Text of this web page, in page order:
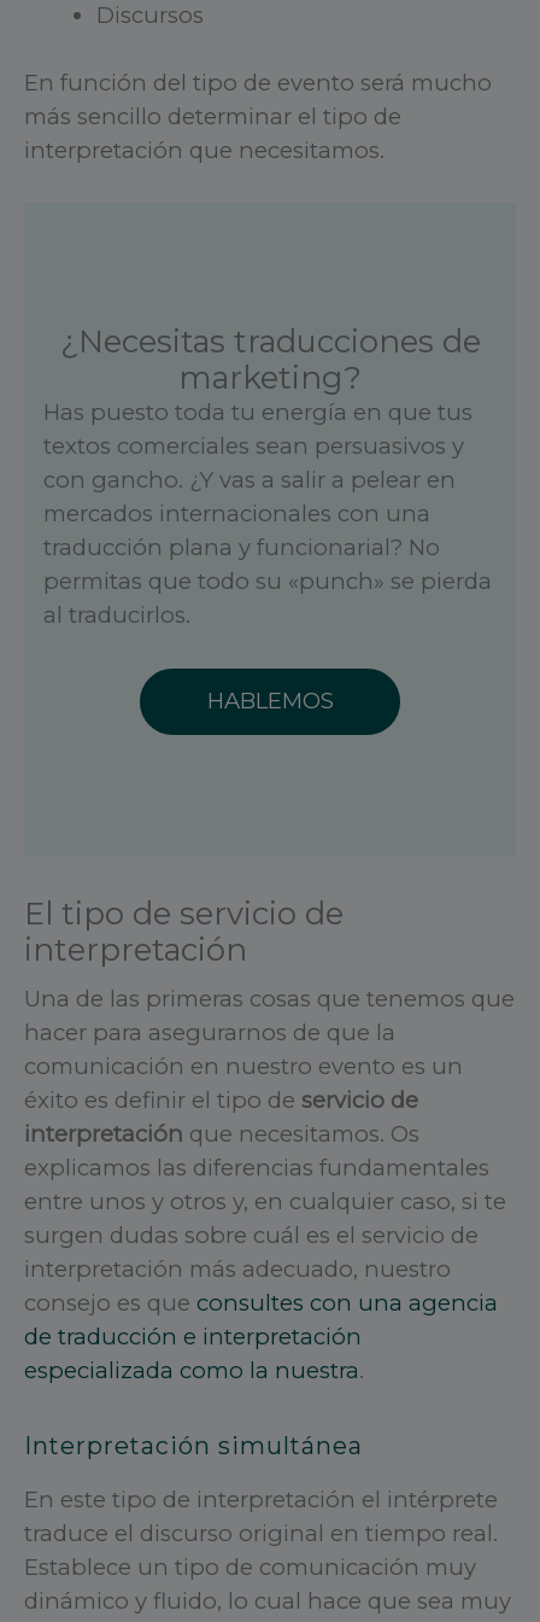
Discursos
En función del tipo de evento será mucho
más sencillo determinar el tipo de
interpretación que necesitamos.
¿Necesitas traducciones de
marketing?
Has puesto toda tu energía en que tus
textos comerciales sean persuasivos y
con gancho. ¿Y vas a salir a pelear en
mercados internacionales con una
traducción plana y funcionarial? No
permitas que todo su «punch» se pierda
al traducirlos.
HABLEMOS
El tipo de servicio de
interpretación
Una de las primeras cosas que tenemos que
hacer para asegurarnos de que la
comunicación en nuestro evento es un
éxito es definir el tipo de servicio de
interpretación que necesitamos. Os
explicamos las diferencias fundamentales
entre unos y otros y, en cualquier caso, si te
surgen dudas sobre cuál es el servicio de
interpretación más adecuado, nuestro
consejo es que consultes con una agencia
de traducción e interpretación
especializada como la nuestra.
Interpretación simultánea
En este tipo de interpretación el intérprete
traduce el discurso original en tiempo real.
Establece un tipo de comunicación muy
dinámico y fluido, lo cual hace que sea muy